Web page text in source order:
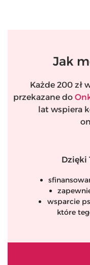
Jak
Każde 200 zł
przekazane do
lat wspiera
Dzięki
wsparcie
które